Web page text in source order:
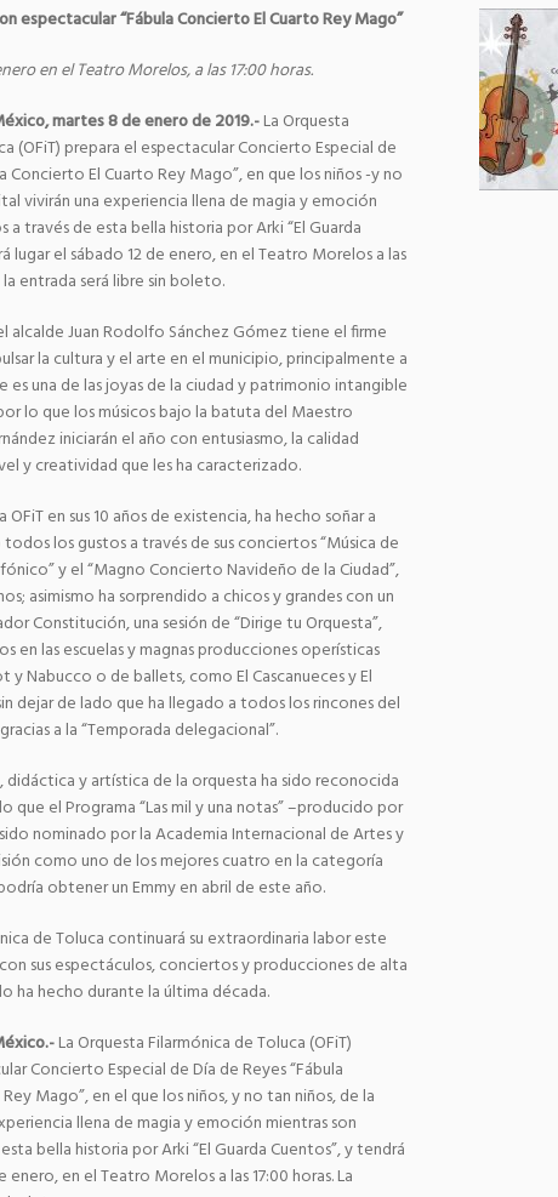
espectacular “Fábula Concierto El Cuarto Rey Mago”
en el Teatro Morelos, a las 17:00 horas.
martes 8 de enero de 2019.-La Orquesta
(OFiT) prepara el espectacular Concierto Especial de
Concierto El Cuarto Rey Mago”, en que los niños -y no
vivirán una experiencia llena de magia y emoción
a través de esta bella historia por Arki “El Guarda
lugar el sábado 12 de enero, en el Teatro Morelos a las
entrada será libre sin boleto.
alcalde Juan Rodolfo Sánchez Gómez tiene el firme
la cultura y el arte en el municipio, principalmente a
es una de las joyas de la ciudad y patrimonio intangible
lo que los músicos bajo la batuta del Maestro
iniciarán el año con entusiasmo, la calidad
y creatividad que les ha caracterizado.
en sus 10 años de existencia, ha hecho soñar a
los gustos a través de sus conciertos “Música de
y el “Magno Concierto Navideño de la Ciudad”,
asimismo ha sorprendido a chicos y grandes con un
Constitución, una sesión de “Dirige tu Orquesta”,
en las escuelas y magnas producciones operísticas
y Nabucco o de ballets, como El Cascanueces y El
dejar de lado que ha llegado a todos los rincones del
a la “Temporada delegacional”.
didáctica y artística de la orquesta ha sido reconocida
que el Programa “Las mil y una notas” –producido por
nominado por la Academia Internacional de Artes y
como uno de los mejores cuatro en la categoría
obtener un Emmy en abril de este año.
de Toluca continuará su extraordinaria labor este
sus espectáculos, conciertos y producciones de alta
ha hecho durante la última década.
La Orquesta Filarmónica de Toluca (OFiT)
Concierto Especial de Día de Reyes “Fábula
Mago”, en el que los niños, y no tan niños, de la
llena de magia y emoción mientras son
bella historia por Arki “El Guarda Cuentos”, y tendrá
enero, en el Teatro Morelos a las 17:00 horas. La